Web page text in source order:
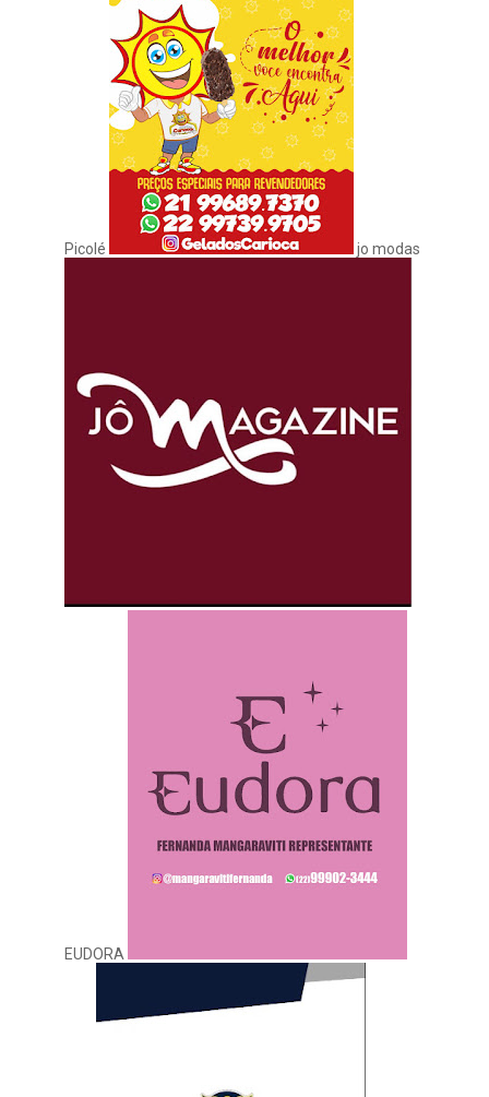
Picolé jo modas
EUDORA